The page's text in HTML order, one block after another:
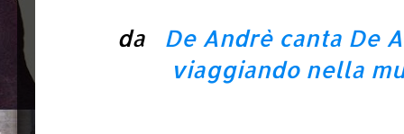
da De Andrè canta De
viaggiando nella